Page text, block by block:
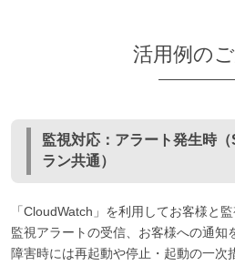
活用例の
監視対応：アラート発生時
ラン共通）
「CloudWatch」を利用してお客様と
監視アラートの受信、お客様への通知
障害時には再起動や停止・起動の一次